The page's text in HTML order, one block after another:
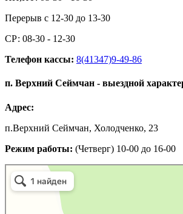
Перерыв с 12-30 до 13-30
СР: 08-30 - 12-30
Телефон кассы: 8(41347)9-49-86
п. Верхний Сеймчан - выездной
Адрес:
п.Верхний Сеймчан, Холодченко, 23
Режим работы: (Четверг) 10-00 до 16-00